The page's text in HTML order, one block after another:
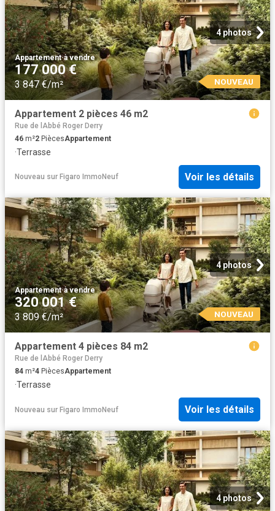
4 photos
Appartement·à vendre
177 000 €
3 847 €/m² NOUVEAU
Appartement 2 pièces 46 m2
Rue de lAbbé Roger Derry
46 m²2 PiècesAppartement
·Terrasse
Nouveau sur Figaro ImmoNeuf Voir les détails
4 photos
Appartement·à vendre
320 001 €
3 809 €/m² NOUVEAU
Appartement 4 pièces 84 m2
Rue de lAbbé Roger Derry
84 m²4 PiècesAppartement
·Terrasse
Nouveau sur Figaro ImmoNeuf Voir les détails
4 photos